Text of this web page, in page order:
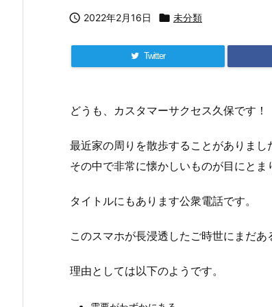
 2022年2月16日  未分類
Twitter
どうも、カスタマーサクセス久保です！
最近家の周りを散歩することがありまし
その中で非常に懐かしいものが目にとま
タイトルにもあります公衆電話です。
このスマホが長浸透したご時世にまだ
理由としては以下のようです。